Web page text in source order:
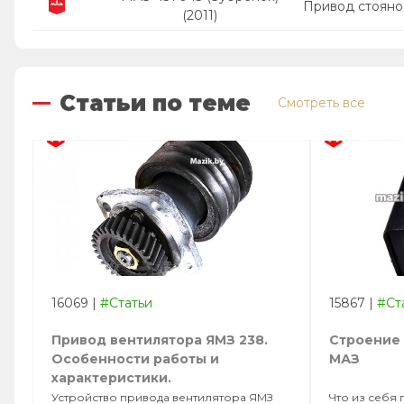
(2011)
Привод
Статьи по теме Смотреть все
16069 | #Статьи
Привод вентилятора ЯМЗ 238.
Особенности работы и
характеристики.
Устройство привода вентилятора ЯМЗ
15867 |
Строение
МАЗ
Что из себя